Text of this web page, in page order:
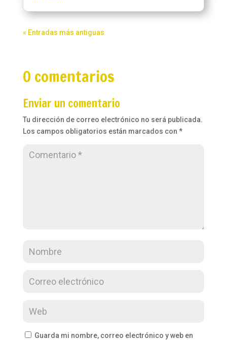
« Entradas más antiguas
0 comentarios
Enviar un comentario
Tu dirección de correo electrónico no será publicada.
Los campos obligatorios están marcados con *
Guarda mi nombre, correo electrónico y web en